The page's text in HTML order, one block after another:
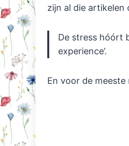
zijn al die artikelen
De stress hóórt
experience’.
En voor de meeste